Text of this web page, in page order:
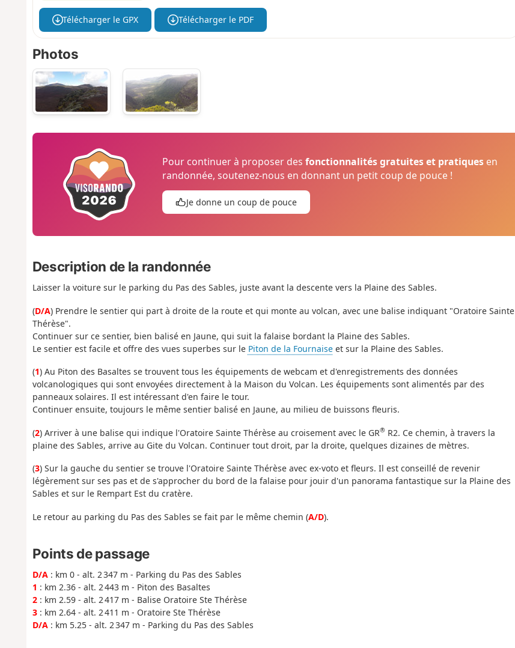
Télécharger le GPX Télécharger le PDF
Photos
Pour continuer à proposer desfonctionnalités gratuites et pratiques en
randonnée, soutenez-nous en donnant un petit coup de pouce !
Je donne un coup de pouce
Description de la randonnée
Laisser la voiture sur le parking du Pas des Sables, juste avant la descente vers la Plaine des Sables.
(D/A) Prendre le sentier qui part à droite de la route et qui monte au volcan, avec une balise indiquant "Oratoire Sainte
Thérèse".
Continuer sur ce sentier, bien balisé en Jaune, qui suit la falaise bordant la Plaine des Sables.
Le sentier est facile et offre des vues superbes sur le Piton de la Fournaiseet sur la Plaine des Sables.
(1) Au Piton des Basaltes se trouvent tous les équipements de webcam et d'enregistrements des données
volcanologiques qui sont envoyées directement à la Maison du Volcan. Les équipements sont alimentés par des
panneaux solaires. Il est intéressant d'en faire le tour.
Continuer ensuite, toujours le même sentier balisé en Jaune, au milieu de buissons fleuris.
(2) Arriver à une balise qui indique l'Oratoire Sainte Thérèse au croisement avec le GR®R2. Ce chemin, à travers la
plaine des Sables, arrive au Gite du Volcan. Continuer tout droit, par la droite, quelques dizaines de mètres.
(3) Sur la gauche du sentier se trouve l'Oratoire Sainte Thérèse avec ex-voto et fleurs. Il est conseillé de revenir
légèrement sur ses pas et de s'approcher du bord de la falaise pour jouir d'un panorama fantastique sur la Plaine des
Sables et sur le Rempart Est du cratère.
Le retour au parking du Pas des Sables se fait par le même chemin (A/D).
Points de passage
D/A: km 0 - alt. 2 347 m - Parking du Pas des Sables
1 : km 2.36 - alt. 2 443 m - Piton des Basaltes
2: km 2.59 - alt. 2 417 m - Balise Oratoire Ste Thérèse
3: km 2.64 - alt. 2 411 m - Oratoire Ste Thérèse
D/A: km 5.25 - alt. 2 347 m - Parking du Pas des Sables